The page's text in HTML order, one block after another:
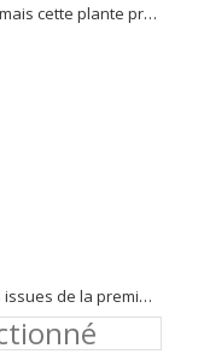
africaines comme le couscous, la bouillie, les boulettes, les beignets et même le pain.
première pression à froid